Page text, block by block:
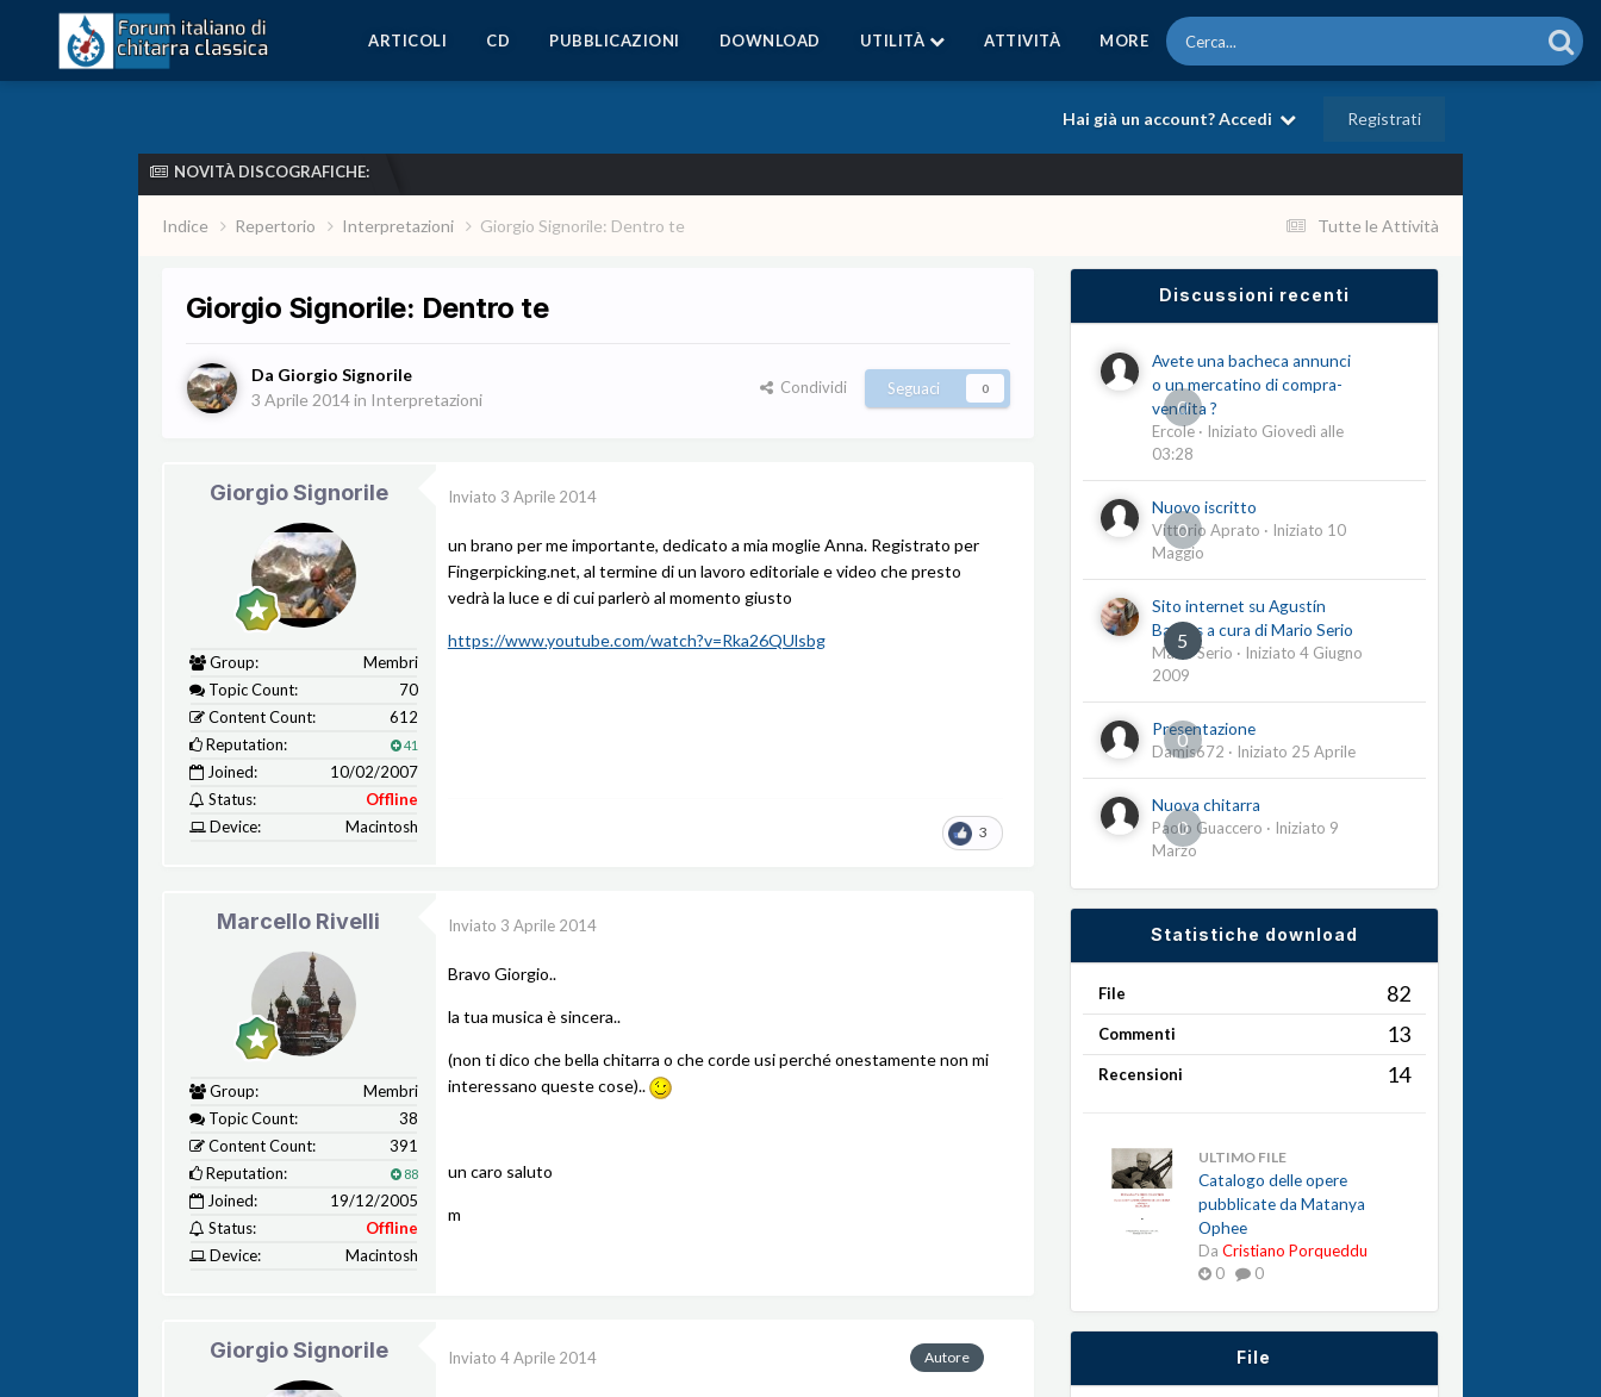
ARTICOLI CD PUBBLICAZIONI DOWNLOAD UTILITÀ ATTIVITÀ MORE
Hai già un account? Accedi Registrati
NOVITÀ DISCOGRAFICHE:
Tutte le Attività
Indice Repertorio Interpretazioni Giorgio Signorile: Dentro te
Giorgio Signorile: Dentro te
Da Giorgio Signorile
3 Aprile 2014in Interpretazioni
Condividi Seguaci 0
Giorgio Signorile
Group:
Membri
Topic Count:
70
Content Count:
612
Reputation:
41
Joined:
10/02/2007
Status:
Offline
Device:
Macintosh
Inviato 3 Aprile 2014
un brano per me importante, dedicato a mia moglie Anna. Registrato per
Fingerpicking.net, al termine di un lavoro editoriale e video che presto
vedrà la luce e di cui parlerò al momento giusto
https://www.youtube.com/watch?v=Rka26QUlsbg
3
Marcello Rivelli
Group:
Membri
Topic Count:
38
Content Count:
391
Reputation:
88
Joined:
19/12/2005
Status:
Offline
Device:
Macintosh
Inviato 3 Aprile 2014
Bravo Giorgio..
la tua musica è sincera..
(non ti dico che bella chitarra o che corde usi perché onestamente non mi
interessano queste cose)..
un caro saluto
m
Giorgio Signorile Autore
Inviato 4 Aprile 2014
Discussioni recenti
0
Avete una bacheca annunci
o un mercatino di compra-
vendita ?
Ercole· Iniziato Giovedì alle
03:28
0
Nuovo iscritto
Vittorio Aprato · Iniziato 10
Maggio
5
Sito internet su Agustín
Barrios a cura di Mario Serio
Mario Serio · Iniziato 4 Giugno
2009
0
Presentazione
Damis672 · Iniziato 25 Aprile
0
Nuova chitarra
Paolo Guaccero · Iniziato 9
Marzo
Statistiche download
File 82
Commenti 13
Recensioni 14
ULTIMO FILE
Catalogo delle opere
pubblicate da Matanya
Ophee
Da Cristiano Porqueddu
0
0
File